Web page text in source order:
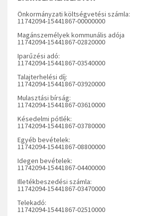
Önkormányzati költségvetési számla:
11742094-15441867-00000000
Magánszemélyek kommunális adója
11742094-15441867-02820000
Iparűzési adó:
11742094-15441867-03540000
Talajterhelési díj:
11742094-15441867-03920000
Mulasztási bírság:
11742094-15441867-03610000
Késedelmi pótlék:
11742094-15441867-03780000
Egyéb bevételek:
11742094-15441867-08800000
Idegen bevételek:
11742094-15441867-04400000
Illetékbeszedési számla:
11742094-15441867-03470000
Telekadó:
11742094-15441867-02510000